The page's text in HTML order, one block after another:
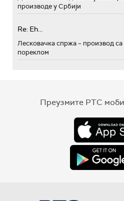
производе у Србији
Re: Eh...
Лесковачка спржа – производ
пореклом
Преузмите РТС